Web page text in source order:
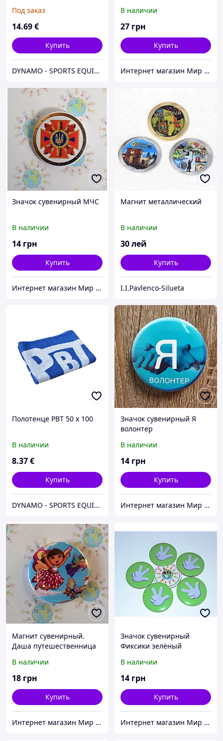
Под заказ
14.69€
Купить
DYNAMO - SPORTS EQUIPMENT CENTER
В наличии
27 грн
Купить
Интернет магазин Мир стендов. Товары из Украины
Значок сувенирный МЧС
В наличии
14 грн
Купить
Интернет магазин Мир стендов. Товары из Украины
Магнит металлический
В наличии
30лей
Купить
I.I.Pavlenco-Silueta
Полотенце PBT 50 x 100
В наличии
8.37€
Купить
DYNAMO - SPORTS EQUIPMENT CENTER
Значок сувенирный Я
волонтер
В наличии
14 грн
Купить
Интернет магазин Мир стендов. Товары из Украины
Магнит сувенирный.
Даша путешественница
В наличии
18 грн
Купить
Интернет магазин Мир стендов. Товары из Украины
Значок сувенирный
Фиксики зелёный
В наличии
14 грн
Купить
Интернет магазин Мир стендов. Товары из Украины